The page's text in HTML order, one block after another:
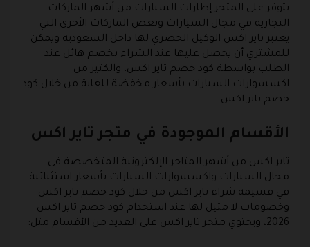
يتوفر على المتجر إطارات السيارات من أشهر الماركات
التجارية في مجال السيارات وبعض الماركات الأخرى التي
يعتبر تاير اكس الوكيل الحصري لها داخل السعودية ويمكن
للمشتري أن يحصل عليها عند الشراء بخصم هائل عند
الطلب بواسطة كود خصم تاير اكس، والكثير من
اكسسوارات السيارات بأسعار مخفضة للغاية من خلال كود
خصم تاير اكس.
الأقسام الموجودة في متجر تاير اكس
تاير اكس من أشهر المتاجر الإلكترونية المتخصصة في
مجال السيارات واكسسوارات السيارات بأسعار استثنائية
في قسيمة شراء تاير اكس من خلال كود خصم تاير اكس
وخصومات لا مثيل لها عند استخدام كود خصم تاير اكس
2026، ويحتوي متجر تاير اكس على العديد من الأقسام مثل: